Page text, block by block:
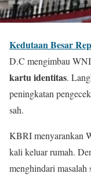
Kedutaan Besar
D.C mengimbau
kartu identitas.
peningkatan
sah.
KBRI menyarankan
kali keluar rumah.
menghindari masalah